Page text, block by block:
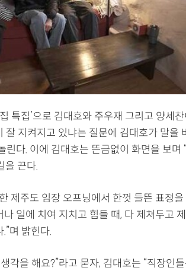
특집’으로 김대호와 주우재 그리고 양세
지켜지고 있냐는 질문에 김대호가 말을
린다. 이에 김대호는 뜬금없이 화면을 보며
을 끈다.
제주도 임장 오프닝에서 한껏 들뜬 표정을
일에 치여 지치고 힘들 때, 다 제쳐두고
며 밝힌다.
각을 해요?”라고 묻자, 김대호는 “직장인